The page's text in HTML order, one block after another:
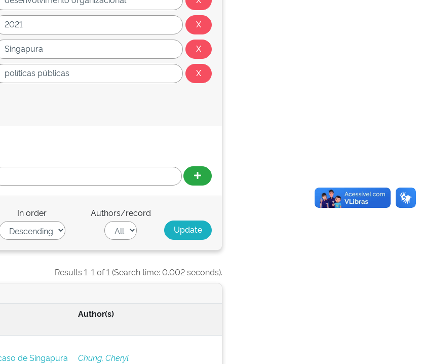
In order Authors/record
Results 1-1 of 1 (Search time: 0.002 seconds).
Author(s)
de Singapura Chung, Cheryl